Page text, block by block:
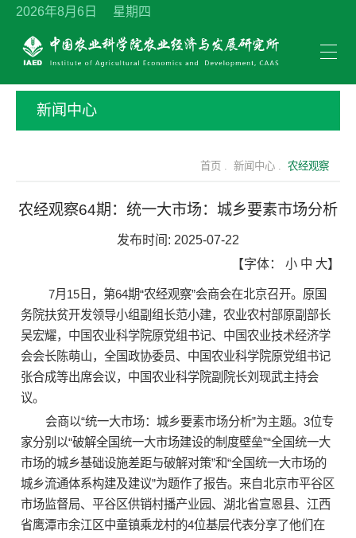
2026年8月6日 星期四
新闻中心
首页 . 新闻中心 . 农经观察
农经观察64期：统一大市场：城乡要素市场分析
发布时间: 2025-07-22
【字体： 小 中 大】
7月15日，第64期“农经观察”会商会在北京召开。原国
务院扶贫开发领导小组副组长范小建，农业农村部原副部长
吴宏耀，中国农业科学院原党组书记、中国农业技术经济学
会会长陈萌山，全国政协委员、中国农业科学院原党组书记
张合成等出席会议，中国农业科学院副院长刘现武主持会
议。
会商以“统一大市场：城乡要素市场分析”为主题。3位专
家分别以“破解全国统一大市场建设的制度壁垒”“全国统一大
市场的城乡基础设施差距与破解对策”和“全国统一大市场的
城乡流通体系构建及建议”为题作了报告。来自北京市平谷区
市场监督局、平谷区供销村播产业园、湖北省宣恩县、江西
省鹰潭市余江区中童镇乘龙村的4位基层代表分享了他们在